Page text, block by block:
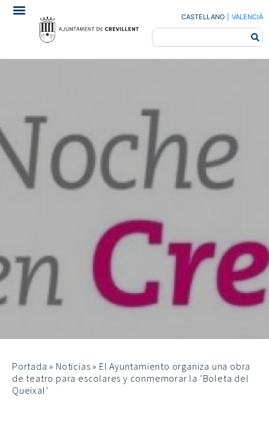
CASTELLANO VALENCIÀ
Portada » Noticias » El Ayuntamiento organiza una obra
de teatro para escolares y conmemorar la ‘Boleta del
Queixal’